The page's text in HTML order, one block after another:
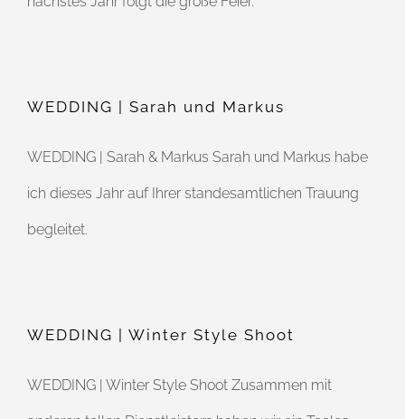
WEDDING | Sarah und Markus
WEDDING | Sarah & Markus Sarah und Markus habe
ich dieses Jahr auf Ihrer standesamtlichen Trauung
begleitet.
WEDDING | Winter Style Shoot
WEDDING | Winter Style Shoot Zusammen mit